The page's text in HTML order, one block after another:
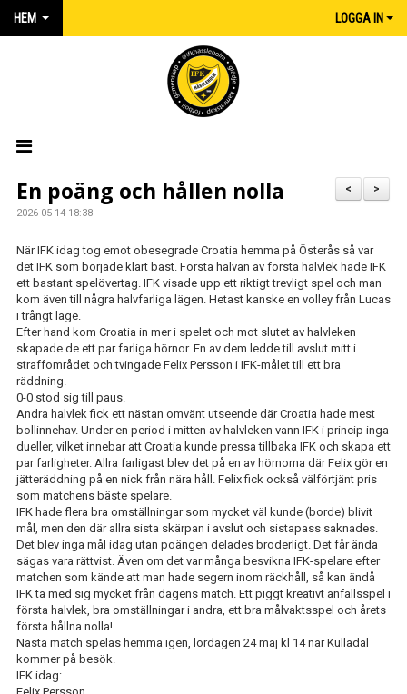
HEM LOGGA IN
HEM
MATCHER
KALENDER
IFK:AREN
KLUBBSHOP INTERSPORT
IFK GER TILLBAKA
50/50 LOTTERIET
IFK TIPSET 2026
VM-TIPSET 2026
>
<
En poäng och hållen nolla
2026-05-14 18:38
När IFK idag tog emot obesegrade Croatia hemma på Österås så var
det IFK som började klart bäst. Första halvan av första halvlek hade IFK
ett bastant spelövertag. IFK visade upp ett riktigt trevligt spel och man
kom även till några halvfarliga lägen. Hetast kanske en volley från Lucas
i trångt läge.
Efter hand kom Croatia in mer i spelet och mot slutet av halvleken
skapade de ett par farliga hörnor. En av dem ledde till avslut mitt i
straffområdet och tvingade Felix Persson i IFK-målet till ett bra
räddning.
0-0 stod sig till paus.
Andra halvlek fick ett nästan omvänt utseende där Croatia hade mest
bollinnehav. Under en period i mitten av halvleken vann IFK i princip inga
dueller, vilket innebar att Croatia kunde pressa tillbaka IFK och skapa ett
par farligheter. Allra farligast blev det på en av hörnorna där Felix gör en
jätteräddning på en nick från nära håll. Felix fick också välförtjänt pris
som matchens bäste spelare.
IFK hade flera bra omställningar som mycket väl kunde (borde) blivit
mål, men den där allra sista skärpan i avslut och sistapass saknades.
Det blev inga mål idag utan poängen delades broderligt. Det får ända
sägas vara rättvist. Även om det var många besvikna IFK-spelare efter
matchen som kände att man hade segern inom räckhåll, så kan ändå
IFK ta med sig mycket från dagens match. Ett piggt kreativt anfallsspel i
första halvlek, bra omställningar i andra, ett bra målvaktsspel och årets
första hållna nolla!
Nästa match spelas hemma igen, lördagen 24 maj kl 14 när Kulladal
kommer på besök.
IFK idag: